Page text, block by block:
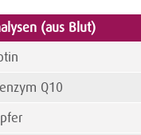
(aus Blut)
Q10